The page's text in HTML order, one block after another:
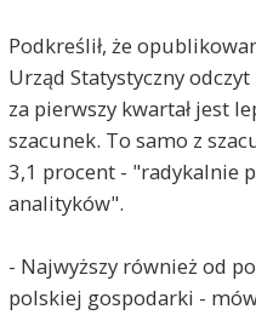
Podkreślił, że
Urząd Statystyczny
za pierwszy kwartał jest
szacunek. To samo z
3,1 procent - "radykalnie
analityków".
- Najwyższy również od
polskiej gospodarki -